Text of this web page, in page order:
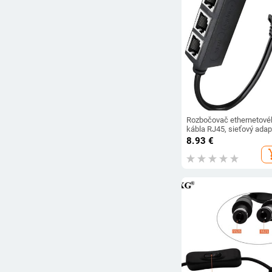
Rozbočovač
kábla RJ45, sieťový
rozbočovač ethernetového
kábla 1 až 3, vhodný pre
Super LAN Ethernet
konektor, adaptér Cat 6
8.93 €